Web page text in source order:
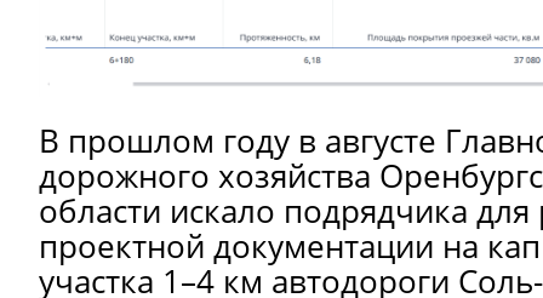
В прошлом году в августе
дорожного хозяйства
области искало подрядчика для
проектной документации на
участка 1–4 км автодороги